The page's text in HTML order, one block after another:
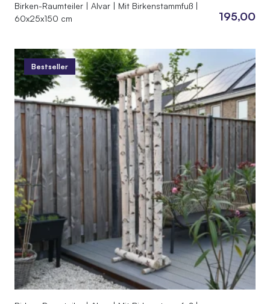
Birken-Raumteiler | Alvar | Mit Birkenstammfuß |
60x25x150 cm
195,00
Bestseller